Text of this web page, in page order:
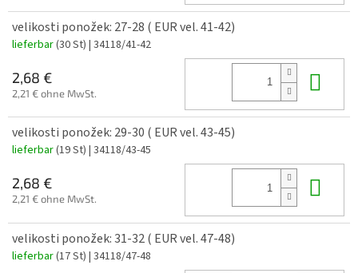
velikosti ponožek: 27-28 ( EUR vel. 41-42)
lieferbar(30 St) | 34118/41-42
2,68 €
2,21 € ohne MwSt.
velikosti ponožek: 29-30 ( EUR vel. 43-45)
lieferbar(19 St) | 34118/43-45
2,68 €
2,21 € ohne MwSt.
velikosti ponožek: 31-32 ( EUR vel. 47-48)
lieferbar(17 St) | 34118/47-48